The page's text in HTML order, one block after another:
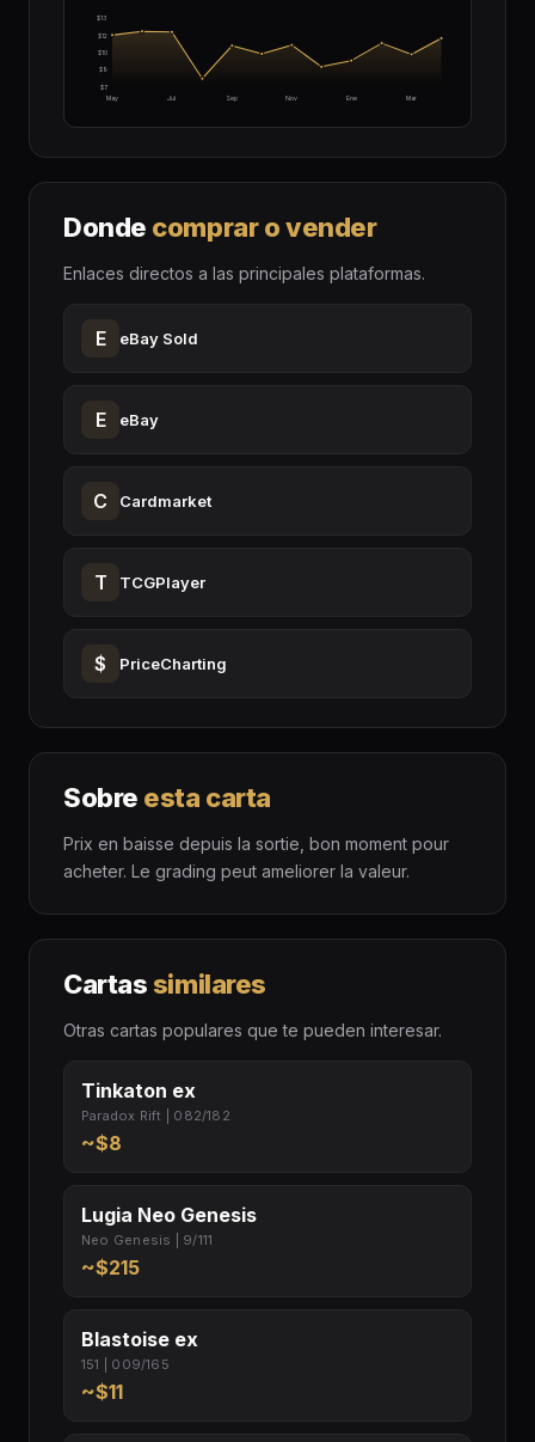
$7
$9
$10
$12
$13
May Jul Sep Nov Ene Mar
Donde comprar o vender
Enlaces directos a las principales plataformas.
E eBay Sold
E eBay
C Cardmarket
T TCGPlayer
$ PriceCharting
Sobre esta carta
Prix en baisse depuis la sortie, bon moment pour
acheter. Le grading peut ameliorer la valeur.
Cartassimilares
Otras cartas populares que te pueden interesar.
Tinkaton ex
Paradox Rift | 082/182
~$8
Lugia Neo Genesis
Neo Genesis | 9/111
~$215
Blastoise ex
151 | 009/165
~$11